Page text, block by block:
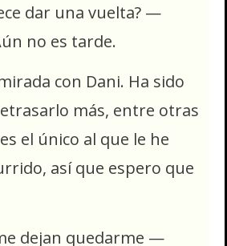
dar una vuelta? —
no es tarde.
con Dani. Ha sido
más, entre otras
el único al que le he
así que espero que
dejan quedarme —